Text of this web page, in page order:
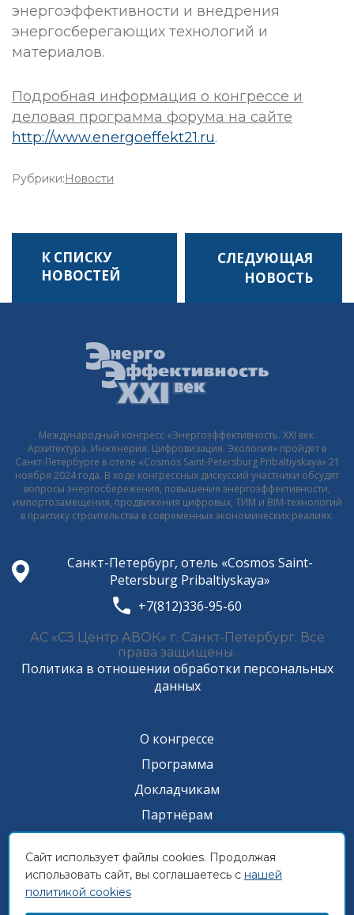
энергоэффективности и внедрения
энергосберегающих технологий и
материалов.
Подробная информация о конгрессе и
деловая программа форума на сайте
http://www.energoeffekt21.ru.
Рубрики:Новости
К СПИСКУ
НОВОСТЕЙ
НАВИГАЦИЯ
ЗАПИСЯМ
Международный конгресс «Энергоэффективность. XXI век.
Архитектура. Инженерия. Цифровизация. Экология» пройдет в
Санкт-Петербурге в отеле «Cosmos Saint-Petersburg Pribaltiyskaya» 21
ноября 2024 года. В ходе конгрессных дискуссий участники обсудят
вопросы энергосбережения, повышения энергоэффективности,
импортозамещения, продвижения цифровых, ТИМ и BIM-технологий
в практику строительства в современных экономических реалиях.
Санкт-Петербург, отель «Cosmos Saint-
Petersburg Pribaltiyskaya»
+7(812)336-95-60
АС «СЗ Центр АВОК» г. Санкт-Петербург. Все
права защищены.
Политика в отношении обработки персональных
данных
О конгрессе
Программа
Докладчикам
Партнёрам
Архив
Сайт использует файлы cookies. Продолжая
использовать сайт, вы соглашаетесь с нашей
политикой cookies